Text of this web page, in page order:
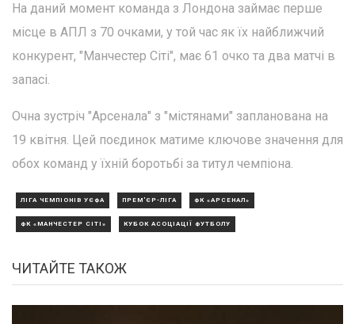
На даний момент команда з Лондона займає перше
місце в АПЛ з 70 очками, у той час як їх найближчий
конкурент, "Манчестер Сіті", має 61 очко та два матчі в
запасі.
Очна зустріч "Арсенала" з "містянами" запланована на
19 квітня. Цей поєдинок матиме ключове значення для
обох команд у їхній боротьбі за титул чемпіона.
ЛІГА ЧЕМПІОНІВ УЄФА ПРЕМ'ЄР-ЛІГА ФК «АРСЕНАЛ»
ФК «МАНЧЕСТЕР СІТІ» КУБОК АСОЦІАЦІЇ ФУТБОЛУ
ЧИТАЙТЕ ТАКОЖ